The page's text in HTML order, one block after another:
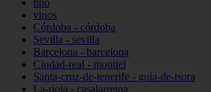
tipo
vinos
Córdoba - córdoba
Sevilla - sevilla
Barcelona - barcelona
Ciudad-real - montiel
Santa-cruz-de-tenerife - guía-de-isora
La-rioja - casalarreina